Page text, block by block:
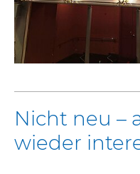
Nicht neu –
wieder